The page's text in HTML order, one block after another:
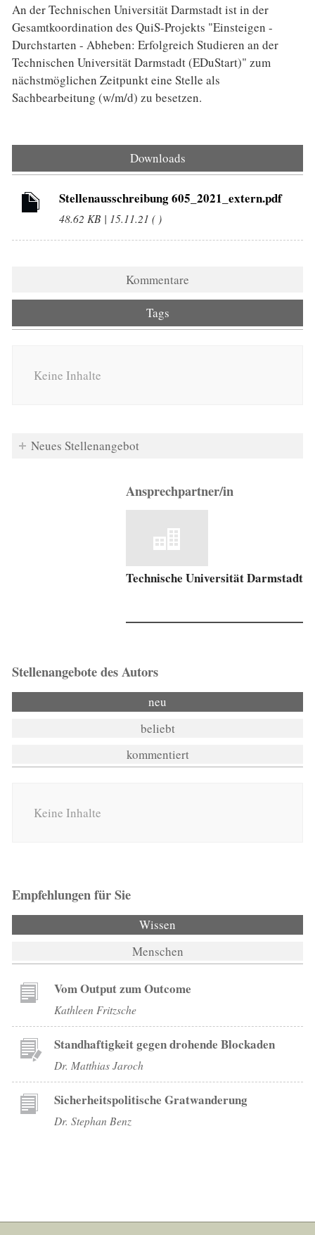
An der Technischen Universität Darmstadt ist in der
Gesamtkoordination des QuiS-Projekts "Einsteigen -
Durchstarten - Abheben: Erfolgreich Studieren an der
Technischen Universität Darmstadt (EDuStart)" zum
nächstmöglichen Zeitpunkt eine Stelle als
Sachbearbeitung (w/m/d) zu besetzen.
Downloads
Stellenausschreibung 605_2021_extern.pdf
48.62 KB | 15.11.21 ( )
Kommentare
Tags
Keine Inhalte
Neues Stellenangebot
Ansprechpartner/in
Technische Universität Darmstadt
Stellenangebote des Autors
neu
beliebt
kommentiert
Keine Inhalte
Empfehlungen für Sie
Wissen
Menschen
Vom Output zum Outcome
Kathleen Fritzsche
Standhaftigkeit gegen drohende Blockaden
Dr. Matthias Jaroch
Sicherheitspolitische Gratwanderung
Dr. Stephan Benz